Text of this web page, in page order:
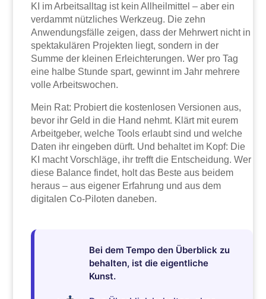
KI im Arbeitsalltag ist kein Allheilmittel – aber ein
verdammt nützliches Werkzeug. Die zehn
Anwendungsfälle zeigen, dass der Mehrwert nicht in
spektakulären Projekten liegt, sondern in der
Summe der kleinen Erleichterungen. Wer pro Tag
eine halbe Stunde spart, gewinnt im Jahr mehrere
volle Arbeitswochen.
Mein Rat: Probiert die kostenlosen Versionen aus,
bevor ihr Geld in die Hand nehmt. Klärt mit eurem
Arbeitgeber, welche Tools erlaubt sind und welche
Daten ihr eingeben dürft. Und behaltet im Kopf: Die
KI macht Vorschläge, ihr trefft die Entscheidung. Wer
diese Balance findet, holt das Beste aus beidem
heraus – aus eigener Erfahrung und aus dem
digitalen Co-Piloten daneben.
Bei dem Tempo den Überblick zu
behalten, ist die eigentliche
Kunst.